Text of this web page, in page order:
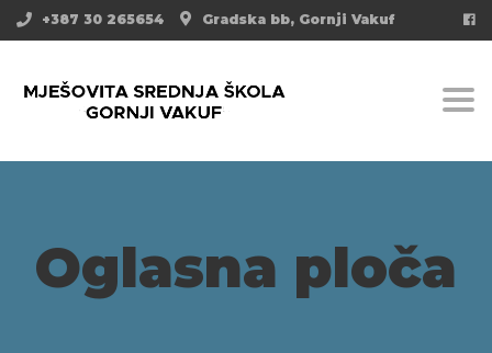
Gradska bb, Gornji Vakuf
+387 30 265654
Oglasna ploča